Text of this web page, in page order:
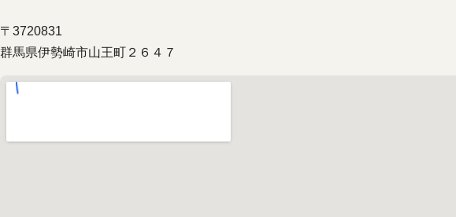
〒3720831
群馬県伊勢崎市山王町２６４７